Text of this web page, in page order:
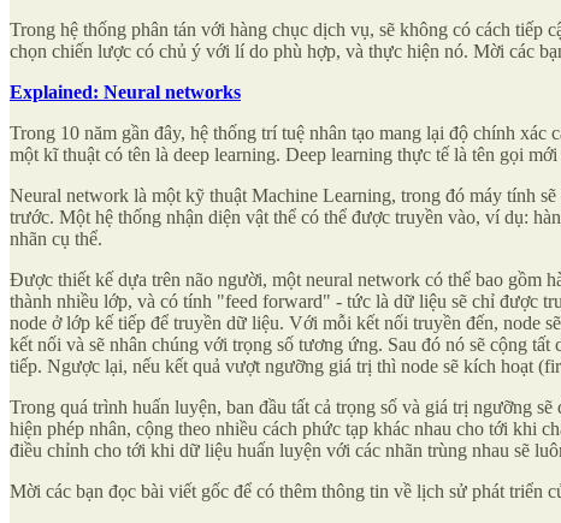
Trong hệ thống phân tán với hàng chục dịch vụ, sẽ không có cách
chọn chiến lược có chủ ý với lí do phù hợp, và thực hiện nó. Mời các
Explained: Neural networks
Trong 10 năm gần đây, hệ thống trí tuệ nhân tạo mang lại độ chính
một kĩ thuật có tên là deep learning. Deep learning thực tế là tên gọi
Neural network là một kỹ thuật Machine Learning, trong đó máy tính
trước. Một hệ thống nhận diện vật thể có thể được truyền vào, ví dụ:
nhãn cụ thể.
Được thiết kế dựa trên não người, một neural network có thể bao gồm
thành nhiều lớp, và có tính "feed forward" - tức là dữ liệu sẽ chỉ được
node ở lớp kế tiếp để truyền dữ liệu. Với mỗi kết nối truyền đến, node
kết nối và sẽ nhân chúng với trọng số tương ứng. Sau đó nó sẽ cộng
tiếp. Ngược lại, nếu kết quả vượt ngưỡng giá trị thì node sẽ kích hoạt
Trong quá trình huấn luyện, ban đầu tất cả trọng số và giá trị ngưỡng
hiện phép nhân, cộng theo nhiều cách phức tạp khác nhau cho tới khi
điều chỉnh cho tới khi dữ liệu huấn luyện với các nhãn trùng nhau sẽ
Mời các bạn đọc bài viết gốc để có thêm thông tin về lịch sử phát triển